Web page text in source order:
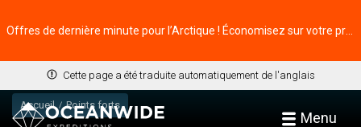
Cette page a été traduite automatiquement de l'anglais
Menu
Accueil Points forts